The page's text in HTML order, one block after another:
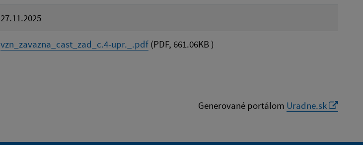
27.11.2025
vzn_zavazna_cast_zad_c.4-upr._.pdf (PDF, 661.06KB )
Generované portálom Uradne.sk